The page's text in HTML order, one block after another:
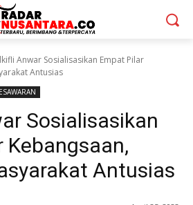
Anwar Sosialisasikan Empat Pilar
Antusias
Sosialisasikan
Kebangsaan,
Antusias